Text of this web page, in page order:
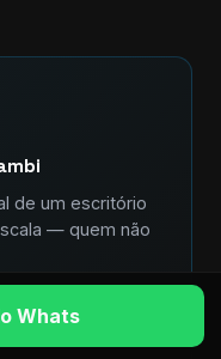
de um escritório
— quem não
Whats